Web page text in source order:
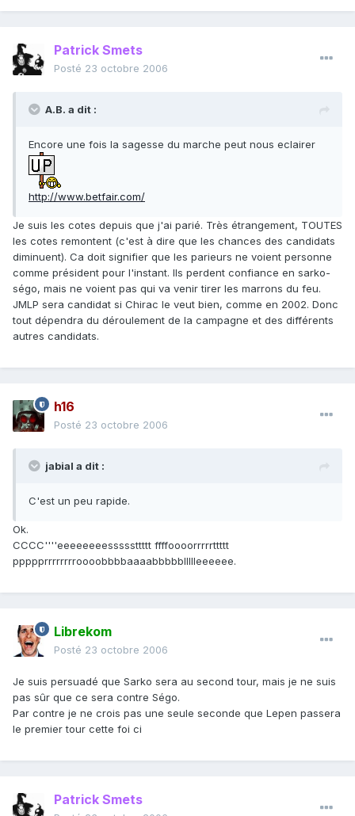
Patrick Smets
Posté 23 octobre 2006
A.B. a dit :
Encore une fois la sagesse du marche peut nous eclairer
http://www.betfair.com/
Je suis les cotes depuis que j'ai parié. Très étrangement, TOUTES
les cotes remontent (c'est à dire que les chances des candidats
diminuent). Ca doit signifier que les parieurs ne voient personne
comme président pour l'instant. Ils perdent confiance en sarko-
ségo, mais ne voient pas qui va venir tirer les marrons du feu.
JMLP sera candidat si Chirac le veut bien, comme en 2002. Donc
tout dépendra du déroulement de la campagne et des différents
autres candidats.
h16
Posté 23 octobre 2006
jabial a dit :
C'est un peu rapide.
Ok.
CCCC''''eeeeeeeesssssttttt ffffoooorrrrrttttt
ppppprrrrrrrroooobbbbaaaabbbbbllllleeeeee.
Librekom
Posté 23 octobre 2006
Je suis persuadé que Sarko sera au second tour, mais je ne suis
pas sûr que ce sera contre Ségo.
Par contre je ne crois pas une seule seconde que Lepen passera
le premier tour cette foi ci
Patrick Smets